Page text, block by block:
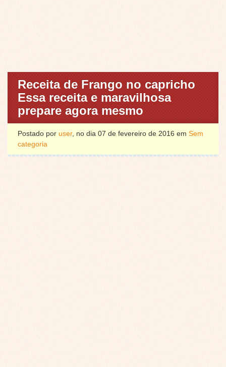
Receita de Frango no capricho
Essa receita e maravilhosa
prepare agora mesmo
Postado por user, no dia 07 de fevereiro de 2016 em Sem
categoria